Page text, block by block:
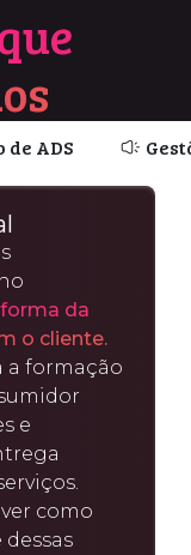
de ADS
da
o cliente.
a formação
e
como